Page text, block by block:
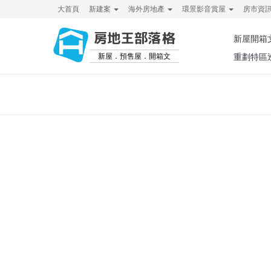
大首頁 新建案 海外房地產 環景影音賞屋 房市資
房地王部落格
新屋．預售屋．開箱文
新屋開箱
重劃特區